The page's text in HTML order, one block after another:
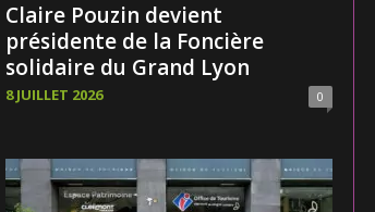
Claire Pouzin devient
présidente de la Foncière
solidaire du Grand Lyon
8 JUILLET 2026 0